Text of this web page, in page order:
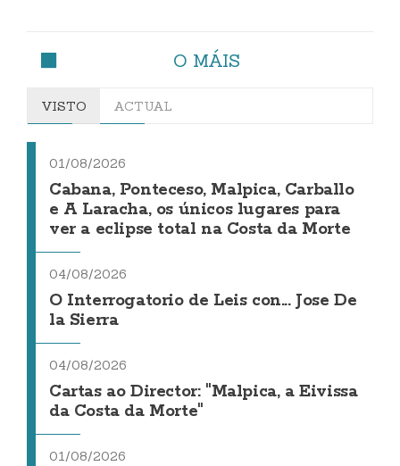
O MÁIS
VISTO ACTUAL
01/08/2026
Cabana, Ponteceso, Malpica, Carballo
e A Laracha, os únicos lugares para
ver a eclipse total na Costa da Morte
04/08/2026
O Interrogatorio de Leis con... Jose De
la Sierra
04/08/2026
Cartas ao Director: "Malpica, a Eivissa
da Costa da Morte"
01/08/2026